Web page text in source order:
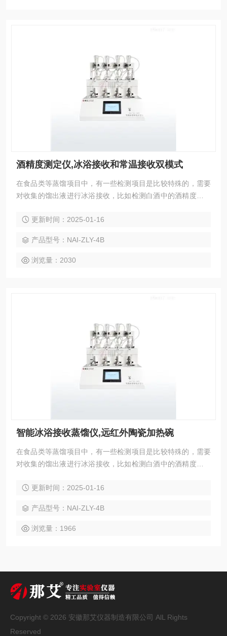
酒精度测定仪,冰浴接收和常温接收双模式
在食品类等蒸馏项目中，有一些检测项目是比较特殊的，需要
对收集的馏出液进行冰浴接收，比如检测白酒中的酒精度、食
收集的馏出液进行冰浴接收，防止待测液体的有机成份二次挥
实验操作，整个过程费时费力，搭配的简易实验装置弊端多
多，酒精度测定仪,冰浴接收和常温接收双模式
更新时间：2025-01-16
产品型号：NAI-ZLY-4B
浏览量：2030
智能冰浴接收蒸馏仪,远红外陶瓷加热碗
在食品类等蒸馏项目中，有一些检测项目是比较特殊的，需要
对收集的馏出液进行冰浴接收，比如检测白酒中的酒精度、食
收集的馏出液进行冰浴接收，防止待测液体的有机成份二次挥
实验操作，整个过程费时费力，搭配的简易实验装置弊端多
多，智能冰浴接收蒸馏仪,远红外陶瓷加热碗
更新时间：2025-01-16
产品型号：NAI-ZLY-4B
浏览量：1966
Copyright © 2026 安徽那艾仪器制造有限公司 AlL Rights
Reserved